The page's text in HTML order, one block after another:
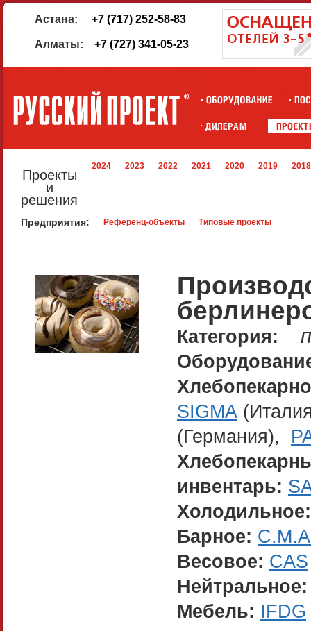
Астана: +7 (717) 252-58-83
Алматы: +7 (727) 341-05-23
Проекты
и
решения
2024 2023 2022 2021 2020 2019 2018
Предприятия: Референц-объекты Типовые проекты
Категория:
SIGMA
(Германия),
инвентарь:
Холодильное:
Барное:
Весовое: CAS
Нейтральное:
Мебель: IFDG